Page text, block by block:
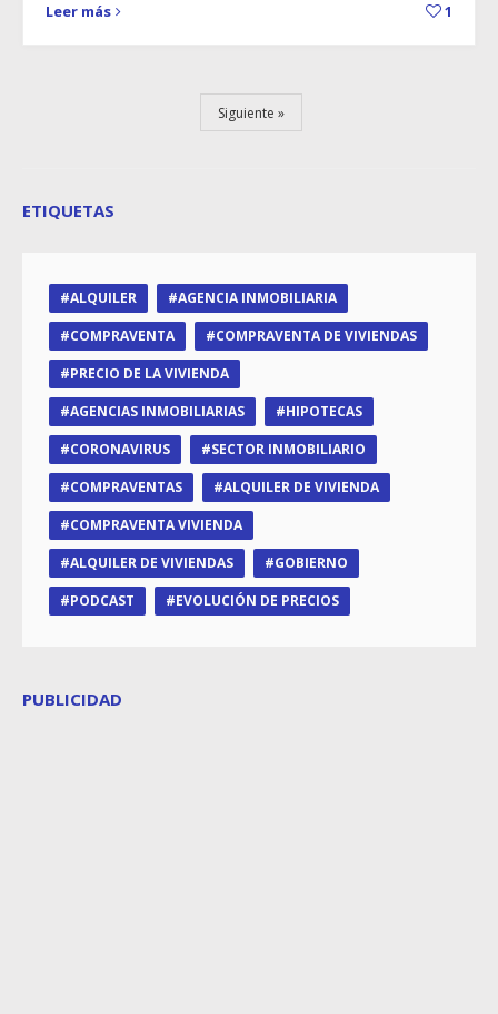
Leer más 1
Siguiente
ETIQUETAS
ALQUILER
AGENCIA INMOBILIARIA
COMPRAVENTA
COMPRAVENTA DE VIVIENDAS
PRECIO DE LA VIVIENDA
AGENCIAS INMOBILIARIAS
HIPOTECAS
CORONAVIRUS
SECTOR INMOBILIARIO
COMPRAVENTAS
ALQUILER DE VIVIENDA
COMPRAVENTA VIVIENDA
ALQUILER DE VIVIENDAS
GOBIERNO
PODCAST
EVOLUCIÓN DE PRECIOS
PUBLICIDAD